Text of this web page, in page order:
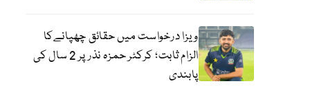
ویزا درخواست میں حقائق چھپانےکا
الزام ثابت؛ کرکٹر حمزہ نذر پر 2 سال کی
پابندی